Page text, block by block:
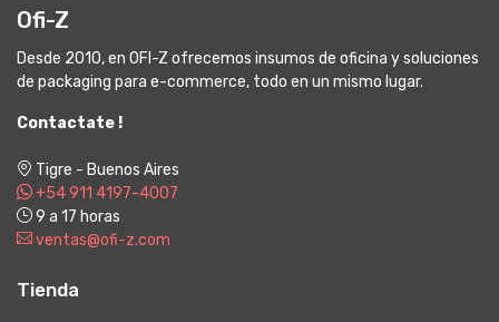
Ofi-Z
Desde 2010, en OFI-Z ofrecemos insumos de oficina y soluciones
de packaging para e-commerce, todo en un mismo lugar.
Contactate !
Tigre - Buenos Aires
+54 911 4197-4007
9 a 17 horas
ventas@ofi-z.com
Tienda